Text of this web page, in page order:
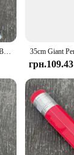
Дерев'яний гігантський олівець Великий дерев'яний олівець Величезний олівець Веселий подарунок Новинка Іграшка Креативні канцелярські товари з гумкою
грн.109.43